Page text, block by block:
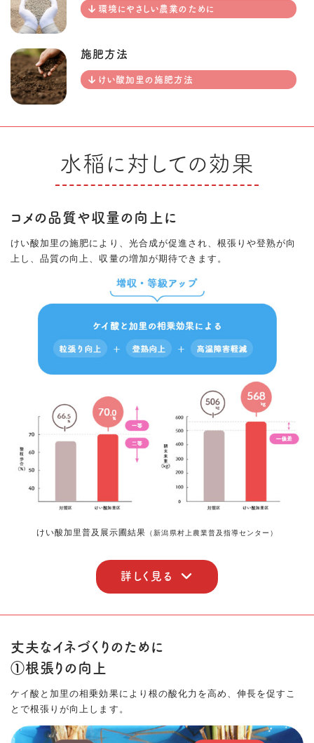
環境にやさしい農業のために
施肥方法
けい酸加里の施肥方法
水稲に対しての効果
コメの品質や収量の向上に
けい酸加里の施肥により、光合成が促進され、根張りや登熟が向
上し、品質の向上、収量の増加が期待できます。
けい酸加里普及展示圃結果 （新潟県村上農業普及指導センター）
詳しく見る
丈夫なイネづくりのために
①根張りの向上
ケイ酸と加里の相乗効果により根の酸化力を高め、伸長を促すこ
とで根張りが向上します。